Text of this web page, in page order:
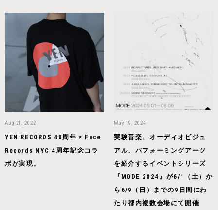
Aug 21, 2022
YEN RECORDS 40周年 × Face
Records NYC 4周年記念コラ
ボが実現。
May 19, 2024
実験音楽、オーディオビジュ
アル、パフォーミングアーツ
を紹介するイベントシリーズ
『MODE 2024』が6/1（土）か
ら6/9（日）までの9日間にわ
たり都内複数会場にて開催